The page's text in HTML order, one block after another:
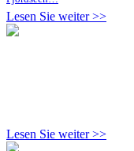
Lesen Sie weiter >>
Lesen Sie weiter >>